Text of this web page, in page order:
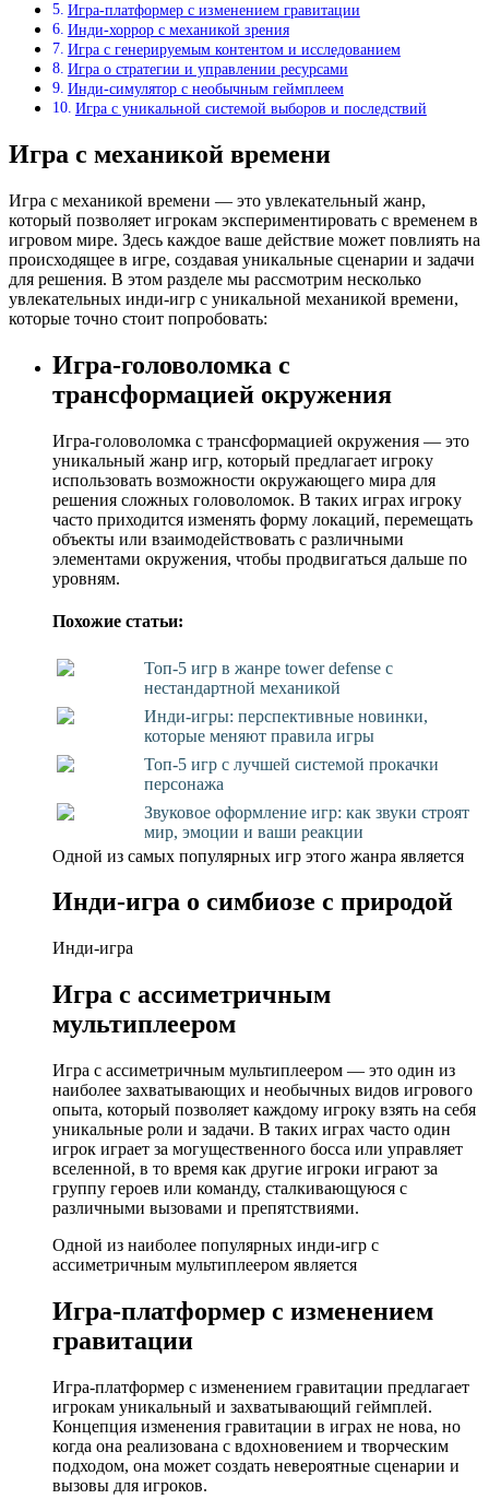
Игра-платформер с изменением гравитации
Инди-хоррор с механикой зрения
Игра с генерируемым контентом и исследованием
Игра о стратегии и управлении ресурсами
Инди-симулятор с необычным геймплеем
Игра с уникальной системой выборов и последствий
Игра с механикой времени
Игра с механикой времени — это увлекательный жанр,
который позволяет игрокам экспериментировать с временем в
игровом мире. Здесь каждое ваше действие может повлиять на
происходящее в игре, создавая уникальные сценарии и задачи
для решения. В этом разделе мы рассмотрим несколько
увлекательных инди-игр с уникальной механикой времени,
которые точно стоит попробовать:
Игра-головоломка с
трансформацией окружения
Игра-головоломка с трансформацией окружения — это
уникальный жанр игр, который предлагает игроку
использовать возможности окружающего мира для
решения сложных головоломок. В таких играх игроку
часто приходится изменять форму локаций, перемещать
объекты или взаимодействовать с различными
элементами окружения, чтобы продвигаться дальше по
уровням.
Похожие статьи:
Топ-5 игр в жанре tower defense с
нестандартной механикой
Инди-игры: перспективные новинки,
которые меняют правила игры
Топ-5 игр с лучшей системой прокачки
персонажа
Звуковое оформление игр: как звуки строят
мир, эмоции и ваши реакции
Одной из самых популярных игр этого жанра является
Инди-игра о симбиозе с природой
Инди-игра
Игра с ассиметричным
мультиплеером
Игра с ассиметричным мультиплеером — это один из
наиболее захватывающих и необычных видов игрового
опыта, который позволяет каждому игроку взять на себя
уникальные роли и задачи. В таких играх часто один
игрок играет за могущественного босса или управляет
вселенной, в то время как другие игроки играют за
группу героев или команду, сталкивающуюся с
различными вызовами и препятствиями.
Одной из наиболее популярных инди-игр с
ассиметричным мультиплеером является
Игра-платформер с изменением
гравитации
Игра-платформер с изменением гравитации предлагает
игрокам уникальный и захватывающий геймплей.
Концепция изменения гравитации в играх не нова, но
когда она реализована с вдохновением и творческим
подходом, она может создать невероятные сценарии и
вызовы для игроков.